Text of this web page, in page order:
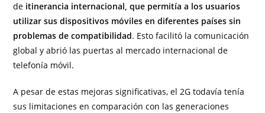
de itinerancia internacional, que permitía a los usuarios
utilizar sus dispositivos móviles en diferentes países sin
problemas de compatibilidad. Esto facilitó la comunicación
global y abrió las puertas al mercado internacional de
telefonía móvil.
A pesar de estas mejoras significativas, el 2G todavía tenía
sus limitaciones en comparación con las generaciones